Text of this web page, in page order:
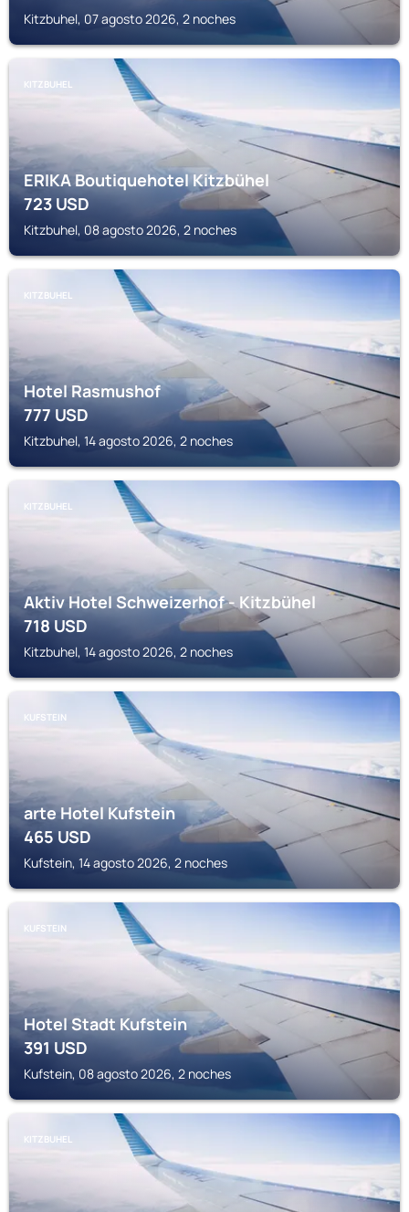
Kitzbuhel, 07 agosto 2026, 2 noches
KITZBUHEL
ERIKA Boutiquehotel Kitzbühel
723USD
Kitzbuhel, 08 agosto 2026, 2 noches
KITZBUHEL
Hotel Rasmushof
777USD
Kitzbuhel, 14 agosto 2026, 2 noches
KITZBUHEL
Aktiv Hotel Schweizerhof - Kitzbühel
718USD
Kitzbuhel, 14 agosto 2026, 2 noches
KUFSTEIN
arte Hotel Kufstein
465USD
Kufstein, 14 agosto 2026, 2 noches
KUFSTEIN
Hotel Stadt Kufstein
391USD
Kufstein, 08 agosto 2026, 2 noches
KITZBUHEL